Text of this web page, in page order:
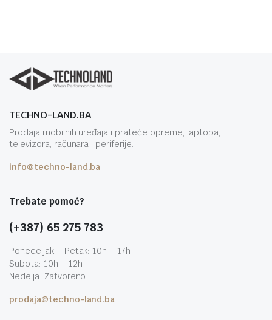
TECHNO-LAND.BA
Prodaja mobilnih uređaja i prateće opreme, laptopa,
televizora, računara i periferije.
info@techno-land.ba
Trebate pomoć?
(+387) 65 275 783
Ponedeljak – Petak: 10h – 17h
Subota: 10h – 12h
Nedelja: Zatvoreno
prodaja@techno-land.ba